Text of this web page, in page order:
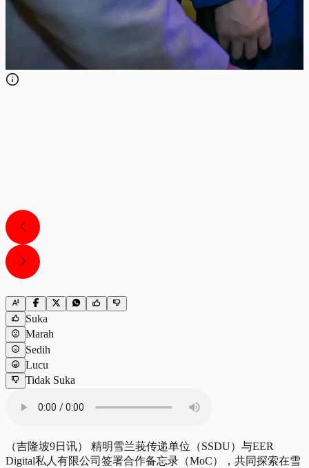
Suka
Marah
Sedih
Lucu
Tidak Suka
（吉隆坡9日讯） 精明雪兰莪传递单位（SSDU）与EER
Digital私人有限公司签署合作备忘录（MoC），共同探索在雪